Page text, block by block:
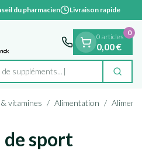
du pharmacien Livraison rapide
suppléments...
0 articles
0,00 €
0
vitamines / Alimentation /
sport